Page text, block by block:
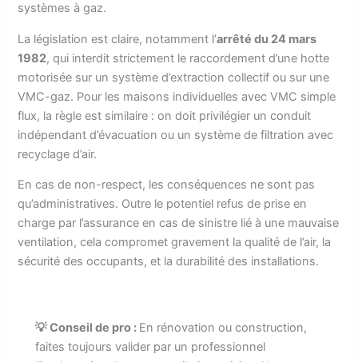
systèmes à gaz.
La législation est claire, notamment l’arrêté du 24 mars
1982, qui interdit strictement le raccordement d’une hotte
motorisée sur un système d’extraction collectif ou sur une
VMC-gaz. Pour les maisons individuelles avec VMC simple
flux, la règle est similaire : on doit privilégier un conduit
indépendant d’évacuation ou un système de filtration avec
recyclage d’air.
En cas de non-respect, les conséquences ne sont pas
qu’administratives. Outre le potentiel refus de prise en
charge par l’assurance en cas de sinistre lié à une mauvaise
ventilation, cela compromet gravement la qualité de l’air, la
sécurité des occupants, et la durabilité des installations.
💡 Conseil de pro : En rénovation ou construction,
faites toujours valider par un professionnel